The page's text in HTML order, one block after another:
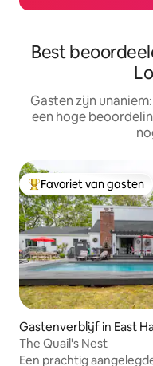
Best
Gasten zijn
een hoge
Topfavoriet van gasten
Favoriet van gasten
Gastenverblijf in East
ton
The Quail's Nest
Een prachtig